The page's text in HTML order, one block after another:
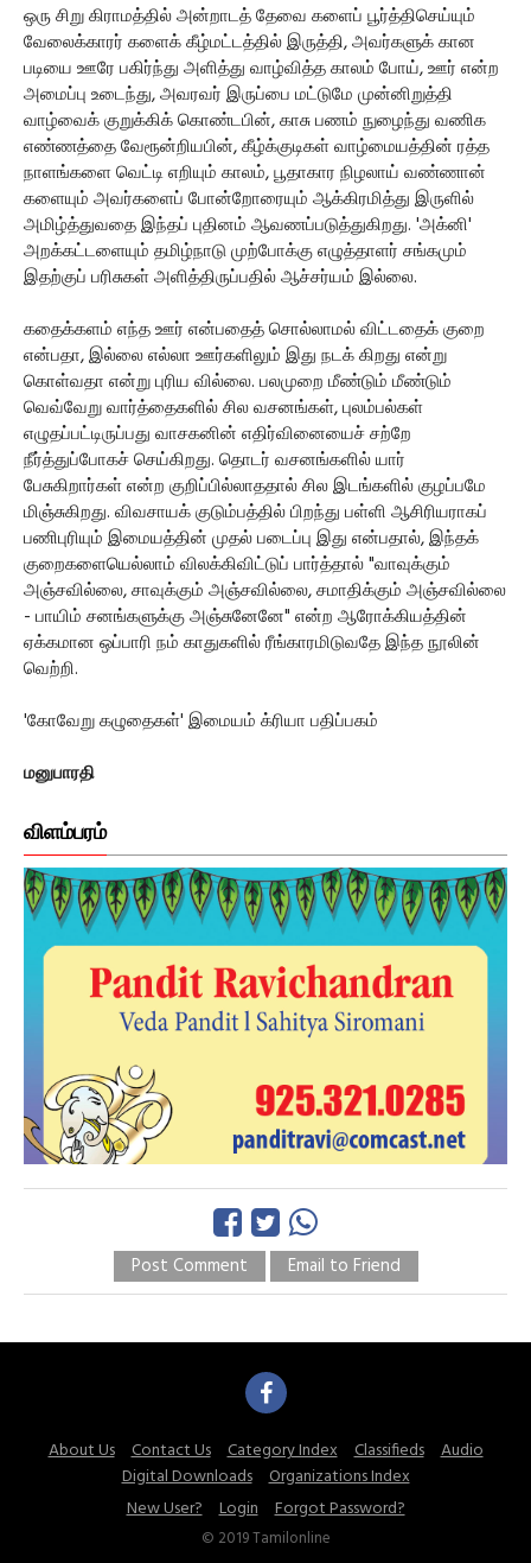
ஒரு சிறு கிராமத்தில் அன்றாடத் தேவை களைப் பூர்த்திசெய்யும்
வேலைக்காரர் களைக் கீழ்மட்டத்தில் இருத்தி, அவர்களுக் கான
படியை ஊரே பகிர்ந்து அளித்து வாழ்வித்த காலம் போய், ஊர் என்ற
அமைப்பு உடைந்து, அவரவர் இருப்பை மட்டுமே முன்னிறுத்தி
வாழ்வைக் குறுக்கிக் கொண்டபின், காசு பணம் நுழைந்து வணிக
எண்ணத்தை வேரூன்றியபின், கீழ்க்குடிகள் வாழ்மையத்தின் ரத்த
நாளங்களை வெட்டி எறியும் காலம், பூதாகார நிழலாய் வண்ணான்
களையும் அவர்களைப் போன்றோரையும் ஆக்கிரமித்து இருளில்
அமிழ்த்துவதை இந்தப் புதினம் ஆவணப்படுத்துகிறது. 'அக்னி'
அறக்கட்டளையும் தமிழ்நாடு முற்போக்கு எழுத்தாளர் சங்கமும்
இதற்குப் பரிசுகள் அளித்திருப்பதில் ஆச்சர்யம் இல்லை.
கதைக்களம் எந்த ஊர் என்பதைத் சொல்லாமல் விட்டதைக் குறை
என்பதா, இல்லை எல்லா ஊர்களிலும் இது நடக் கிறது என்று
கொள்வதா என்று புரிய வில்லை. பலமுறை மீண்டும் மீண்டும்
வெவ்வேறு வார்த்தைகளில் சில வசனங்கள், புலம்பல்கள்
எழுதப்பட்டிருப்பது வாசகனின் எதிர்வினையைச் சற்றே
நீர்த்துப்போகச் செய்கிறது. தொடர் வசனங்களில் யார்
பேசுகிறார்கள் என்ற குறிப்பில்லாததால் சில இடங்களில் குழப்பமே
மிஞ்சுகிறது. விவசாயக் குடும்பத்தில் பிறந்து பள்ளி ஆசிரியராகப்
பணிபுரியும் இமையத்தின் முதல் படைப்பு இது என்பதால், இந்தக்
குறைகளையெல்லாம் விலக்கிவிட்டுப் பார்த்தால் "வாவுக்கும்
அஞ்சவில்லை, சாவுக்கும் அஞ்சவில்லை, சமாதிக்கும் அஞ்சவில்லை
- பாயிம் சனங்களுக்கு அஞ்சுனேனே" என்ற ஆரோக்கியத்தின்
ஏக்கமான ஒப்பாரி நம் காதுகளில் ரீங்காரமிடுவதே இந்த நூலின்
வெற்றி.
'கோவேறு கழுதைகள்' இமையம் க்ரியா பதிப்பகம்
மனுபாரதி
விளம்பரம்
Post Comment Email to Friend
About Us Contact Us Category Index Classifieds
Audio
Digital Downloads
Organizations Index
New User?
Login Forgot Password?
© 2019 Tamilonline